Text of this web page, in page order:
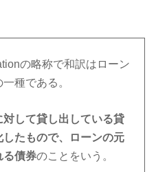
の略称で和訳はローン
種である。
して貸し出している貸
たもので、ローンの元
る債券のことをいう。